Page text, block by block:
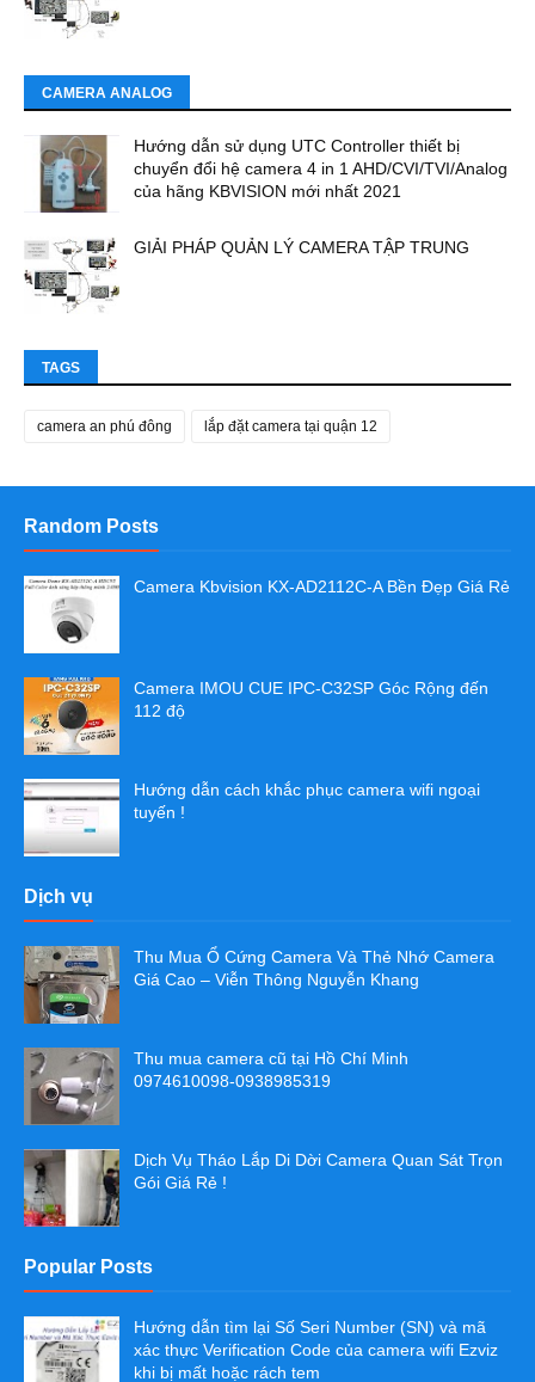
CAMERA ANALOG
Hướng dẫn sử dụng UTC Controller thiết bị
chuyển đổi hệ camera 4 in 1 AHD/CVI/TVI/Analog
của hãng KBVISION mới nhất 2021
GIẢI PHÁP QUẢN LÝ CAMERA TẬP TRUNG
TAGS
camera an phú đông lắp đặt camera tại quận 12
Random Posts
Camera Kbvision KX-AD2112C-A Bền Đẹp Giá Rẻ
Camera IMOU CUE IPC-C32SP Góc Rộng đến
112 độ
Hướng dẫn cách khắc phục camera wifi ngoại
tuyến !
Dịch vụ
Thu Mua Ổ Cứng Camera Và Thẻ Nhớ Camera
Giá Cao – Viễn Thông Nguyễn Khang
Thu mua camera cũ tại Hồ Chí Minh
0974610098-0938985319
Dịch Vụ Tháo Lắp Di Dời Camera Quan Sát Trọn
Gói Giá Rẻ !
Popular Posts
Hướng dẫn tìm lại Số Seri Number (SN) và mã
xác thực Verification Code của camera wifi Ezviz
khi bị mất hoặc rách tem